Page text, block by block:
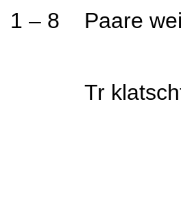
1 – 8 Paare
Tr klatscht